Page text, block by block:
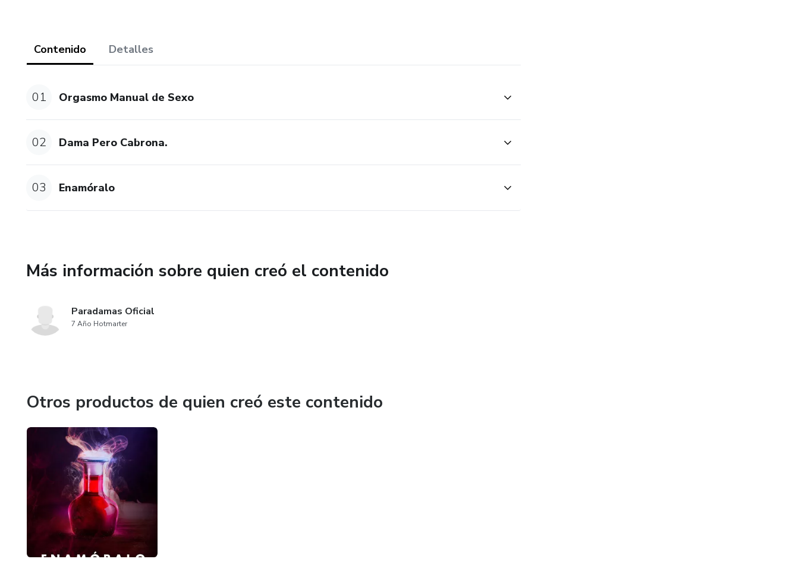
Contenido Detalles
01 Orgasmo Manual de Sexo
02 Dama Pero Cabrona.
03 Enamóralo
Más información sobre quien creó el contenido
Paradamas Oficial
7 Año Hotmarter
Otros productos de quien creó este contenido